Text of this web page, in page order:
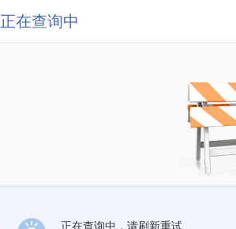
正在查询中
正在查询中，请刷新重试